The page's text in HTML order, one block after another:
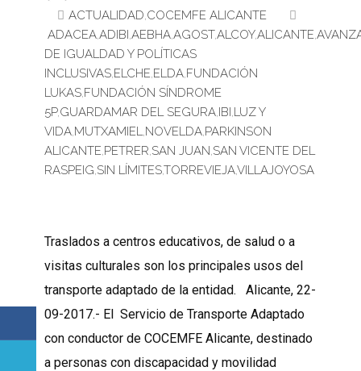
ACTUALIDAD,COCEMFE ALICANTE
ADACEA,ADIBI,AEBHA,AGOST,ALCOY,ALICANTE,
DE IGUALDAD Y POLÍTICAS
INCLUSIVAS,ELCHE,ELDA,FUNDACIÓN
LUKAS,FUNDACIÓN SÍNDROME
5P,GUARDAMAR DEL SEGURA,IBI,LUZ Y
VIDA,MUTXAMIEL,NOVELDA,PARKINSON
ALICANTE,PETRER,SAN JUAN,SAN VICENTE DEL
RASPEIG,SIN LÍMITES,TORREVIEJA,VILLAJOYOSA
Traslados a centros educativos, de salud o a
visitas culturales son los principales usos del
transporte adaptado de la entidad. Alicante, 22-
09-2017.- El Servicio de Transporte Adaptado
con conductor de COCEMFE Alicante, destinado
a personas con discapacidad y movilidad